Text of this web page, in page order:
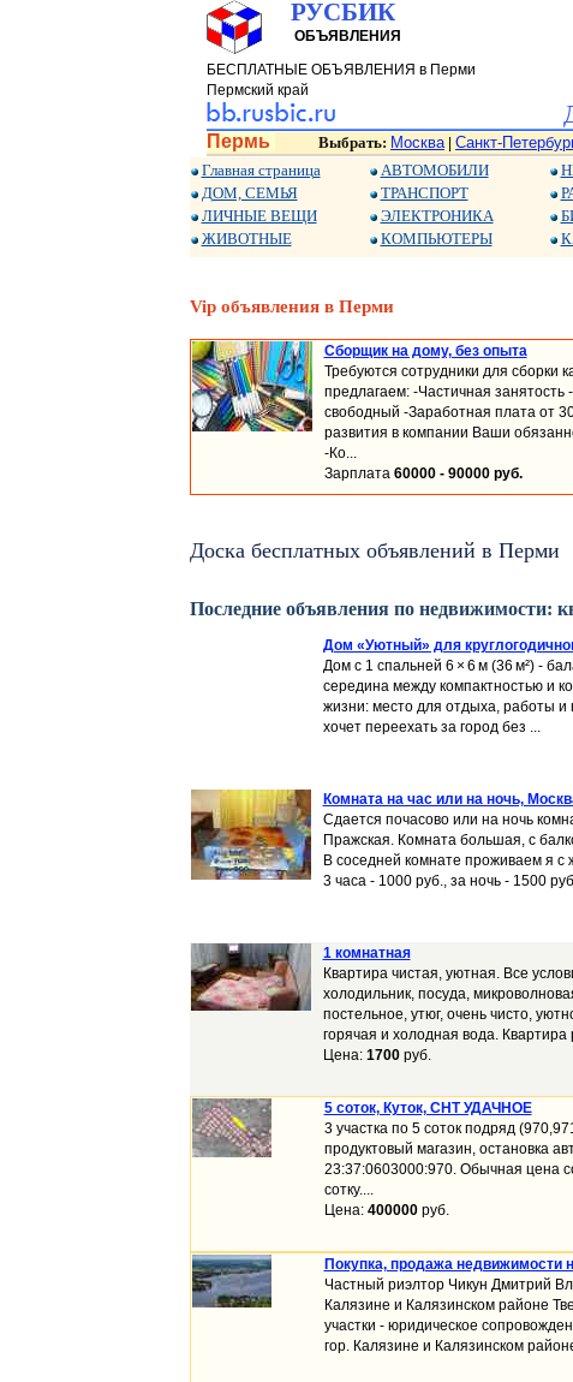
РУСБИК
ОБЪЯВЛЕНИЯ
БЕСПЛАТНЫЕ ОБЪЯВЛЕНИЯ в Перми
Пермский край
Пермь Выбрать: Москва| Санкт-
Главная страница
ДОМ, СЕМЬЯ
ЛИЧНЫЕ ВЕЩИ
ЖИВОТНЫЕ
АВТОМОБИЛИ
ТРАНСПОРТ
ЭЛЕКТРОНИКА
КОМПЬЮТЕРЫ
Vip объявления в Перми
Сборщик на дому, без опыта
Требуются сотрудники для сборки
предлагаем: -Частичная
свободный -Заработная плата от
развития в компании Ваши
-Ко...
Зарплата 60000 - 90000 руб.
Доска бесплатных объявлений в Перми
Последние объявления по недвижимости:
Дом «Уютный» для
Дом с 1 спальней 6 × 6 м (36 м²) -
середина между компактностью и
жизни: место для отдыха, работы
хочет переехать за город без ...
Комната на час или на ночь,
Сдается почасово или на ночь
Пражская. Комната большая, с
В соседней комнате проживаем я с
3 часа - 1000 руб., за ночь - 1500
1 комнатная
Квартира чистая, уютная. Все
холодильник, посуда,
постельное, утюг, очень чисто,
горячая и холодная вода.
Цена: 1700руб.
5 соток, Куток, СНТ УДАЧНОЕ
3 участка по 5 соток подряд
продуктовый магазин, остановка
23:37:0603000:970. Обычная цена
сотку....
Цена: 400000руб.
Покупка, продажа недвижимости
Частный риэлтор Чикун Дмитрий
Калязине и Калязинском районе
участки - юридическое
гор. Калязине и Калязинском